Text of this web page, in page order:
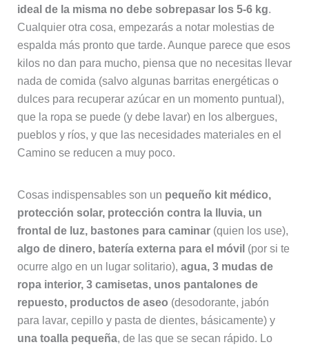
ideal de la misma no debe sobrepasar los 5-6 kg.
Cualquier otra cosa, empezarás a notar molestias de
espalda más pronto que tarde. Aunque parece que esos
kilos no dan para mucho, piensa que no necesitas llevar
nada de comida (salvo algunas barritas energéticas o
dulces para recuperar azúcar en un momento puntual),
que la ropa se puede (y debe lavar) en los albergues,
pueblos y ríos, y que las necesidades materiales en el
Camino se reducen a muy poco.
Cosas indispensables son un pequeño kit médico,
protección solar, protección contra la lluvia, un
frontal de luz, bastones para caminar(quien los use),
algo de dinero, batería externa para el móvil (por si te
ocurre algo en un lugar solitario), agua, 3 mudas de
ropa interior, 3 camisetas, unos pantalones de
repuesto, productos de aseo (desodorante, jabón
para lavar, cepillo y pasta de dientes, básicamente) y
una toalla pequeña, de las que se secan rápido. Lo